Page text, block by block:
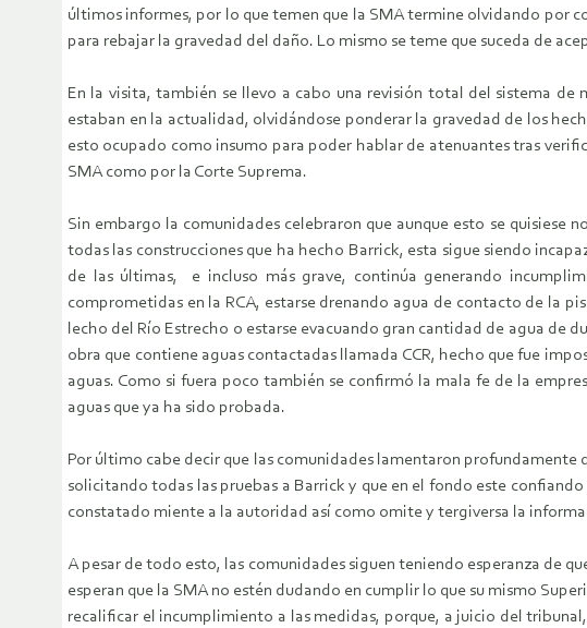
últimos informes, por lo que temen que la SMA termine olvidando por
para rebajar la gravedad del daño. Lo mismo se teme que suceda de
En la visita, también se llevo a cabo una revisión total del sistema de
estaban en la actualidad, olvidándose ponderar la gravedad de los
esto ocupado como insumo para poder hablar de atenuantes tras
SMA como por la Corte Suprema.
Sin embargo la comunidades celebraron que aunque esto se quisiese
todas las construcciones que ha hecho Barrick, esta sigue siendo
de las últimas, e incluso más grave, continúa generando
comprometidas en la RCA, estarse drenando agua de contacto de la
lecho del Río Estrecho o estarse evacuando gran cantidad de agua de
obra que contiene aguas contactadas llamada CCR, hecho que fue
aguas. Como si fuera poco también se confirmó la mala fe de la
aguas que ya ha sido probada.
Por último cabe decir que las comunidades lamentaron profundamente
solicitando todas las pruebas a Barrick y que en el fondo este
constatado miente a la autoridad así como omite y tergiversa la
A pesar de todo esto, las comunidades siguen teniendo esperanza de
esperan que la SMA no estén dudando en cumplir lo que su mismo
recalificar el incumplimiento a las medidas, porque, a juicio del